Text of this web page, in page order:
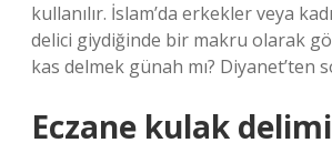
kullanılır. İslam’da erkekler veya
delici giydiğinde bir makru olarak
kas delmek günah mı? Diyanet’ten
Eczane kulak